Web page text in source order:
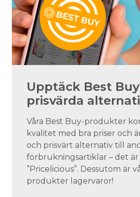
Upptäck Best Buy
prisvärda
Våra Best Buy-produkter
kvalitet med bra priser och
och prisvärt alternativ till
förbrukningsartiklar – det är
”Pricelicious”. Dessutom är
produkter lagervaror!